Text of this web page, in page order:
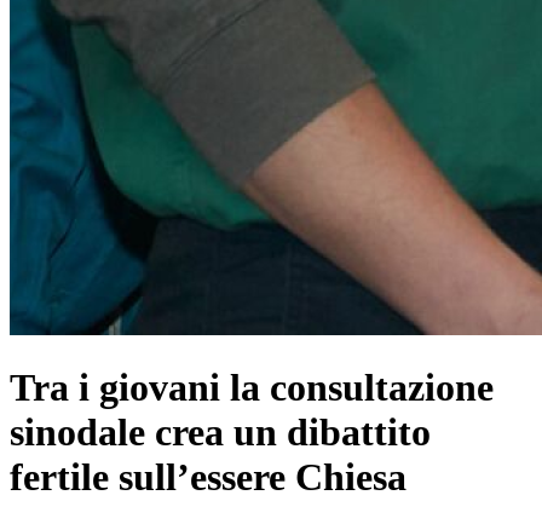
Tra i giovani la consultazione
sinodale crea un dibattito
fertile sull’essere Chiesa